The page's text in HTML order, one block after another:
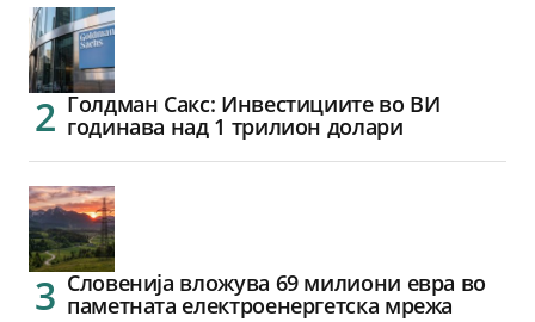
Голдман Сакс: Инвестициите во ВИ
годинава над 1 трилион долари
Словенија вложува 69 милиони евра во
паметната електроенергетска мрежа